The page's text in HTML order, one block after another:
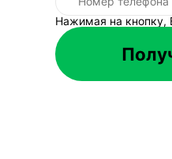
Нажимая на кнопку,